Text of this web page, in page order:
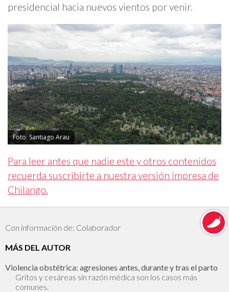
presidencial hacia nuevos vientos por venir.
Foto: Santiago Arau
Para leer antes que nadie este y otros contenidos
recuerda suscribirte a nuestra versión impresa de
Chilango.
Con información de: Colaborador
MÁS DEL AUTOR
Violencia obstétrica: agresiones antes, durante y tras el parto
Gritos y cesáreas sin razón médica son los casos más
comunes.